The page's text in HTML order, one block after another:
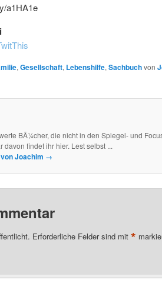
a1HA1e
, Gesellschaft, Lebenshilfe, Sachbuchvon
BÃ¼cher, die nicht in den Spiegel- und
davon findet ihr hier. Lest selbst ...
Joachim →
Erforderliche Felder sind mit *